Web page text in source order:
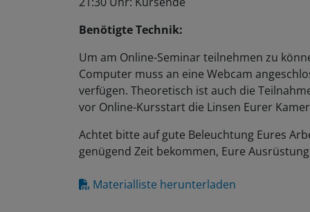
Benötigte Technik:
Um am Online-Seminar teilnehmen zu
Computer muss an eine Webcam
verfügen. Theoretisch ist auch die
vor Online-Kursstart die Linsen Eurer
Achtet bitte auf gute Beleuchtung Eures
genügend Zeit bekommen, Eure
Materialliste herunterladen